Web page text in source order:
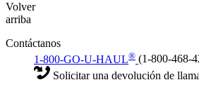
Volver
arriba
Contáctanos
1-800-GO-U-HAUL® (1-800-468-
Solicitar una devolución de